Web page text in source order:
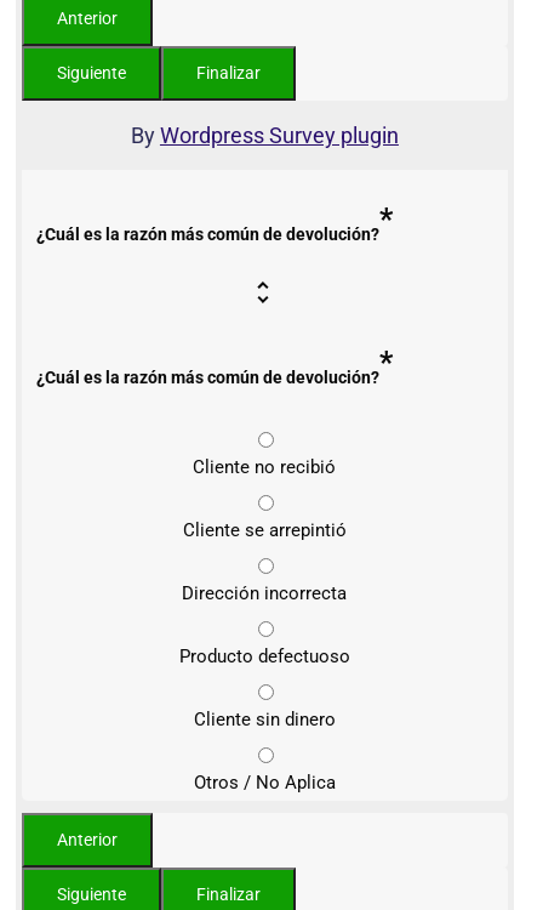
ByWordpress Survey plugin
¿Cuál es la razón más común de devolución?*
¿Cuál es la razón más común de devolución?*
Cliente no recibió
Cliente se arrepintió
Dirección incorrecta
Producto defectuoso
Cliente sin dinero
Otros / No Aplica